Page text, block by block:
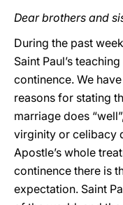
Dear brothers and
During the past
Saint Paul’s
continence. We
reasons for stating
marriage does
virginity or celibacy
Apostle’s whole
continence there is
expectation. Saint